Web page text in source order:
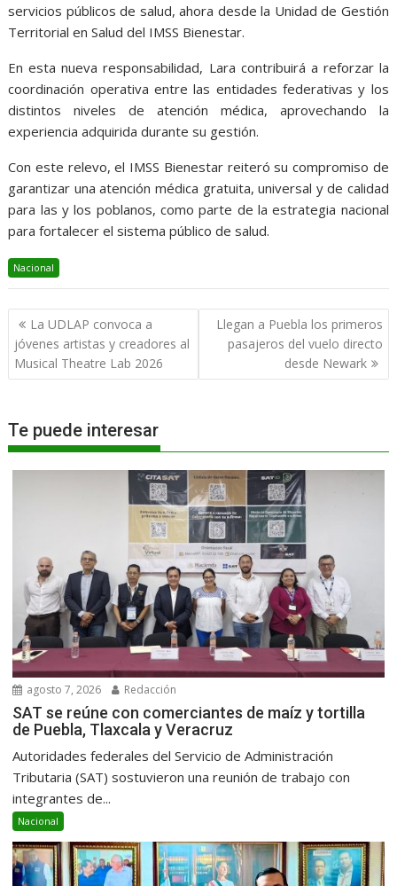
servicios públicos de salud, ahora desde la Unidad de Gestión
Territorial en Salud del IMSS Bienestar.
En esta nueva responsabilidad, Lara contribuirá a reforzar la
coordinación operativa entre las entidades federativas y los
distintos niveles de atención médica, aprovechando la
experiencia adquirida durante su gestión.
Con este relevo, el IMSS Bienestar reiteró su compromiso de
garantizar una atención médica gratuita, universal y de calidad
para las y los poblanos, como parte de la estrategia nacional
para fortalecer el sistema público de salud.
Nacional
Navegación
de
entradas
La UDLAP convoca a
jóvenes artistas y creadores al
Musical Theatre Lab 2026
Llegan a Puebla los primeros
pasajeros del vuelo directo
desde Newark
Te puede interesar
agosto 7, 2026 Redacción
SAT se reúne con comerciantes de maíz y tortilla
de Puebla, Tlaxcala y Veracruz
Autoridades federales del Servicio de Administración
Tributaria (SAT) sostuvieron una reunión de trabajo con
integrantes de...
Nacional